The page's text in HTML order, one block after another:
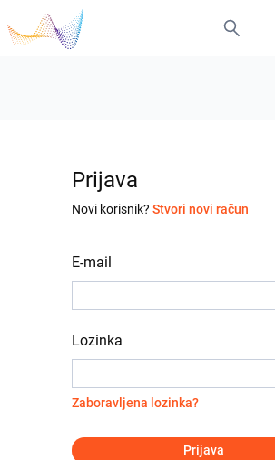
Prijava
Novi korisnik? Stvori novi račun
E-mail
Lozinka
Zaboravljena lozinka?
Prijava